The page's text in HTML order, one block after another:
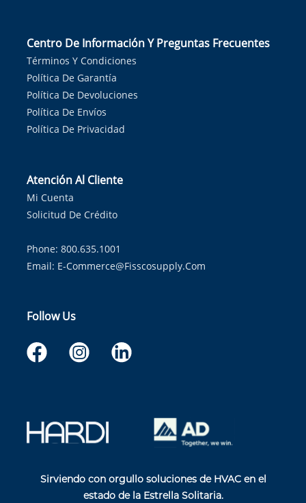
Centro De Información Y Preguntas Frecuentes
Términos Y Condiciones
Política De Garantía
Política De Devoluciones
Política De Envíos
Política De Privacidad
Atención Al Cliente
Mi Cuenta
Solicitud De Crédito
Phone: 800.635.1001
Email: E-Commerce@fisscosupply.com
Follow Us
Sirviendo con orgullo soluciones de HVAC en el
estado de la Estrella Solitaria.